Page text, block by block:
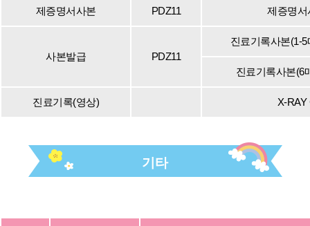
제증명서사본 PDZ11 제증명서
사본발급 PDZ11
진료기록사본(1-
진료기록사본(6
진료기록(영상) X-
기타